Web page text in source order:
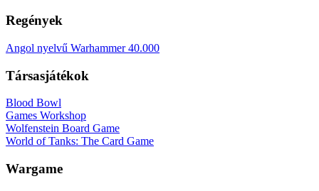
Regények
Angol nyelvű Warhammer 40.000
Társasjátékok
Blood Bowl
Games Workshop
Wolfenstein Board Game
World of Tanks: The Card Game
Wargame